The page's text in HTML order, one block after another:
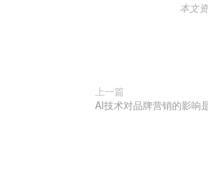
本文
上一篇
AI技术对品牌营销的影响